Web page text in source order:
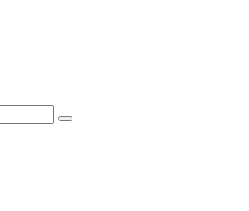
Arama